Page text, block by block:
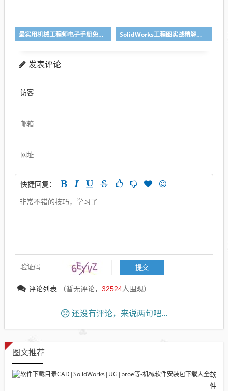
最实用机械工程师电子手册免费下载 SolidWorks工程图实战精解（SolidWorks模板制作教程）pdf及随书光盘-
发表评论
快捷回复：
评论列表 （暂无评论， 32524人围观）
还没有评论，来说两句吧...
图文推荐
软
件